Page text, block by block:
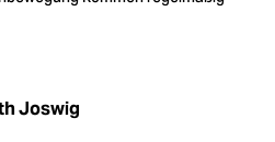
Joswig